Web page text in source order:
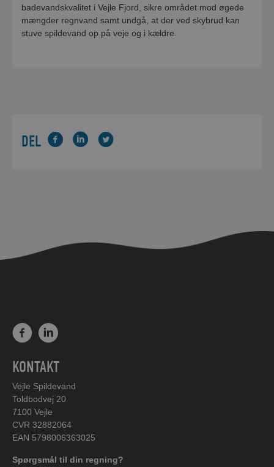
badevandskvalitet i Vejle Fjord, sikre området mod øgede
mængder regnvand samt undgå, at der ved skybrud kan
stuve spildevand op på veje og i kældre.
DEL
KONTAKT
Vejle Spildevand
Toldbodvej 20
7100 Vejle
CVR 32882064
EAN 5798006363025
Spørgsmål til din regning?